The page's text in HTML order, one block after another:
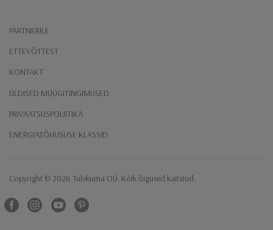
PARTNERILE
ETTEVÕTTEST
KONTAKT
ÜLDISED MÜÜGITINGIMUSED
PRIVAATSUSPOLIITIKA
ENERGIATÕHUSUSE KLASSID
Copyright ​© 2026 Tulekuma OÜ. Kõik õigused kaitstud.